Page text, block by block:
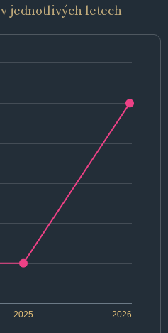
v jednotlivých letech
2026
2025